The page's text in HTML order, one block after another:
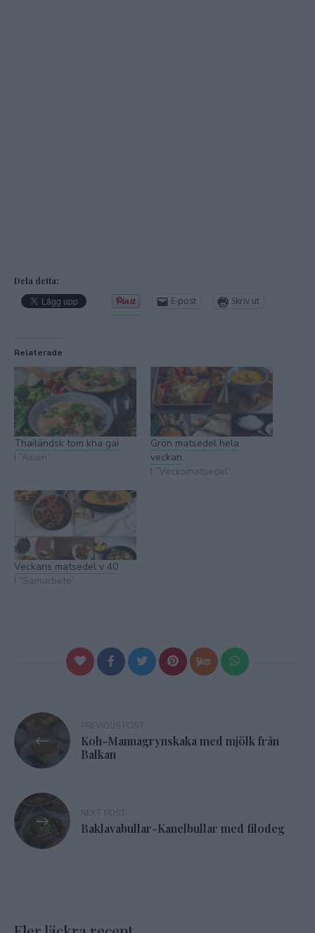
Dela detta:
E-post Skriv ut
Relaterade
Thailändsk tom kha gai
I ”Asien”
Grön matsedel hela
veckan
I ”Veckomatsedel”
Veckans matsedel v 40
I ”Samarbete”
Inläggsnavigering
Koh-Mannagrynskaka med mjölk från
Balkan
Baklavabullar-Kanelbullar med filodeg